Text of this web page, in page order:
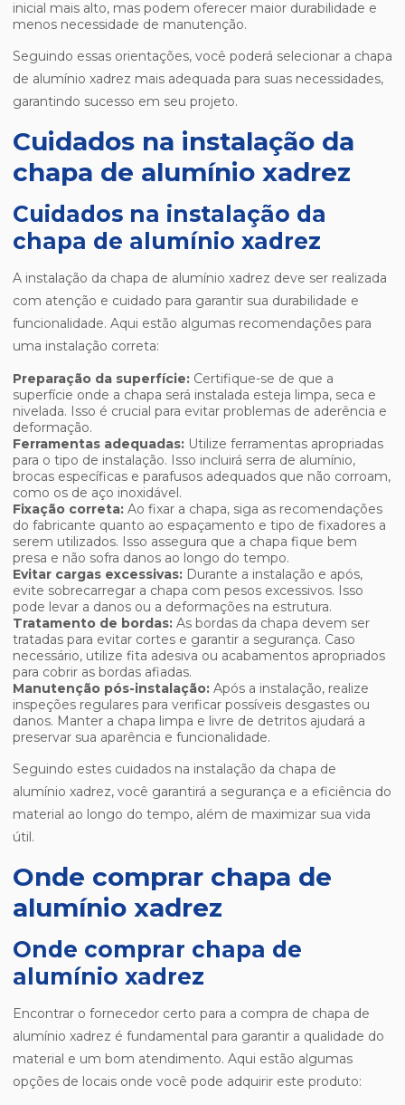
inicial mais alto, mas podem oferecer maior durabilidade e
menos necessidade de manutenção.
Seguindo essas orientações, você poderá selecionar a chapa
de alumínio xadrez mais adequada para suas necessidades,
garantindo sucesso em seu projeto.
Cuidados na instalação da
chapa de alumínio xadrez
Cuidados na instalação da
chapa de alumínio xadrez
A instalação da chapa de alumínio xadrez deve ser realizada
com atenção e cuidado para garantir sua durabilidade e
funcionalidade. Aqui estão algumas recomendações para
uma instalação correta:
Preparação da superfície: Certifique-se de que a
superfície onde a chapa será instalada esteja limpa, seca e
nivelada. Isso é crucial para evitar problemas de aderência e
deformação.
Ferramentas adequadas: Utilize ferramentas apropriadas
para o tipo de instalação. Isso incluirá serra de alumínio,
brocas específicas e parafusos adequados que não corroam,
como os de aço inoxidável.
Fixação correta: Ao fixar a chapa, siga as recomendações
do fabricante quanto ao espaçamento e tipo de fixadores a
serem utilizados. Isso assegura que a chapa fique bem
presa e não sofra danos ao longo do tempo.
Evitar cargas excessivas: Durante a instalação e após,
evite sobrecarregar a chapa com pesos excessivos. Isso
pode levar a danos ou a deformações na estrutura.
Tratamento de bordas: As bordas da chapa devem ser
tratadas para evitar cortes e garantir a segurança. Caso
necessário, utilize fita adesiva ou acabamentos apropriados
para cobrir as bordas afiadas.
Manutenção pós-instalação: Após a instalação, realize
inspeções regulares para verificar possíveis desgastes ou
danos. Manter a chapa limpa e livre de detritos ajudará a
preservar sua aparência e funcionalidade.
Seguindo estes cuidados na instalação da chapa de
alumínio xadrez, você garantirá a segurança e a eficiência do
material ao longo do tempo, além de maximizar sua vida
útil.
Onde comprar chapa de
alumínio xadrez
Onde comprar chapa de
alumínio xadrez
Encontrar o fornecedor certo para a compra de chapa de
alumínio xadrez é fundamental para garantir a qualidade do
material e um bom atendimento. Aqui estão algumas
opções de locais onde você pode adquirir este produto: